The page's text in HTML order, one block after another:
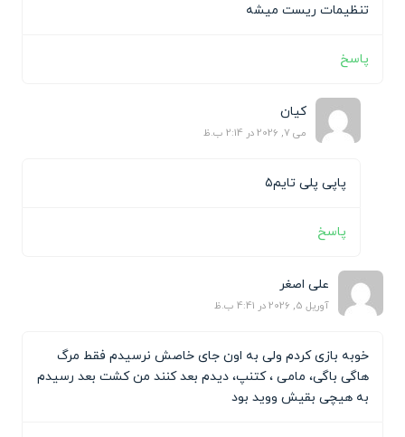
تنظیمات ریست میشه
پاسخ
کیان
می 7, 2026 در 2:14 ب.ظ
پاپی پلی تایم۵
پاسخ
علی اصغر
آوریل 5, 2026 در 4:41 ب.ظ
خوبه بازی کردم ولی به اون جای خاصش نرسیدم فقط مرگ
هاگی باگی، مامی ، کتنپ، دیدم بعد کنند من کشت بعد رسیدم
به هیچی بقیش ووید بود